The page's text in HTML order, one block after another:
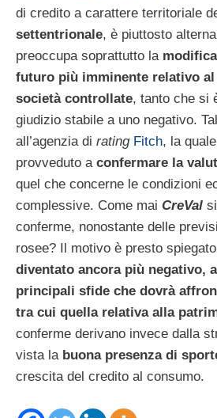
di credito a carattere territoriale
settentrionale, è piuttosto
preoccupa soprattutto la
futuro più imminente relativo
società controllate, tanto che si
giudizio stabile a uno negativo.
all’agenzia di rating Fitch, la
provveduto a confermare la
quel che concerne le condizioni
complessive. Come mai CreVal
conferme, nonostante delle
rosee? Il motivo è presto
diventato ancora più negativo,
principali sfide che dovrà
tra cui quella relativa alla
conferme derivano invece dalla
vista la buona presenza di
crescita del credito al consumo.